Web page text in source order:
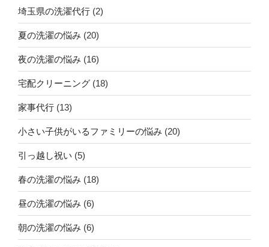
埼玉県の洗濯代行 (2)
夏の洗濯の悩み (20)
夜の洗濯の悩み (16)
宅配クリーニング (18)
家事代行 (13)
小さい子供がいるファミリーの悩み (20)
引っ越し祝い (5)
春の洗濯の悩み (18)
昼の洗濯の悩み (6)
朝の洗濯の悩み (6)